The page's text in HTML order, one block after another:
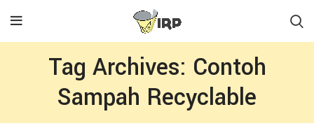
Tag Archives: Contoh
Sampah Recyclable